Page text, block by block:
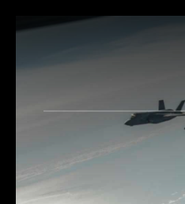
Skip to main content